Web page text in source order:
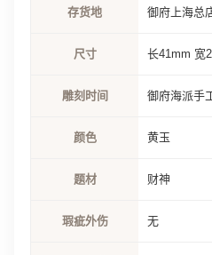
存货地 御府上海总
尺寸 长41mm 宽
雕刻时间 御府海派手
颜色 黄玉
题材 财神
瑕疵外伤 无